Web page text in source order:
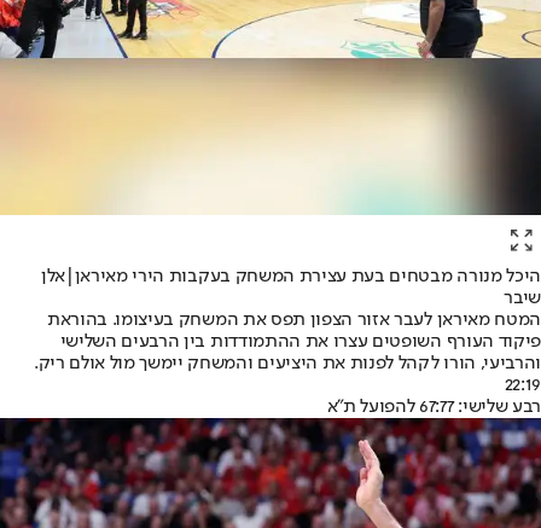
היכל מנורה מבטחים בעת עצירת המשחק בעקבות הירי מאיראן|אלן
שיבר
המטח מאיראן לעבר אזור הצפון תפס את המשחק בעיצומו. בהוראת
פיקוד העורף השופטים עצרו את ההתמודדות בין הרבעים השלישי
והרביעי, הורו לקהל לפנות את היציעים והמשחק יימשך מול אולם ריק.
22:19
רבע שלישי: 67:77 להפועל ת"א